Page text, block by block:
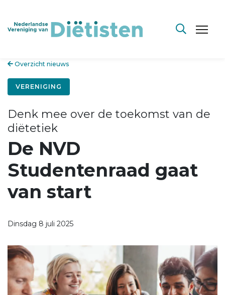
Overzicht nieuws
VERENIGING
Denk mee over de toekomst van de
diëtetiek
De NVD
Studentenraad gaat
van start
Dinsdag 8 juli 2025